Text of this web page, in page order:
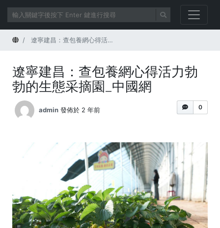
首頁 遼寧建昌：查包養網心得活力勃勃的生態采摘園_中國網
遼寧建昌：查包養網心得活力勃
勃的生態采摘園_中國網
0
admin 發佈於 2 年前